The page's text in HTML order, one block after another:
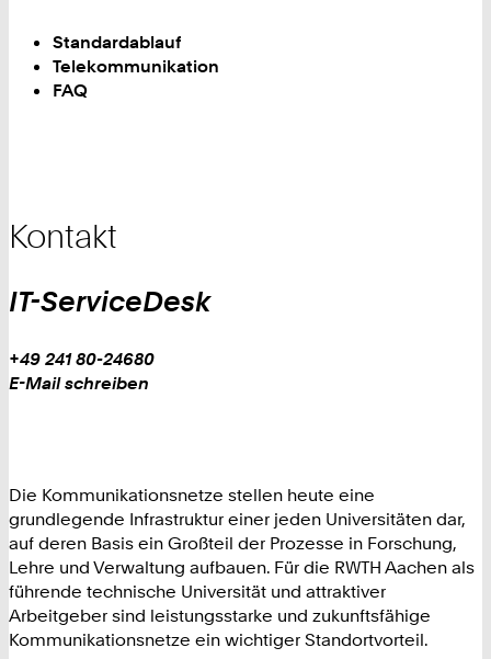
Standardablauf
Telekommunikation
FAQ
Kontakt
IT-ServiceDesk
Work
Telefon:
+
1
8
0
2
4
6
8
+49 241 80-24680
Work
E-Mail schreiben
Die Kommunikationsnetze stellen heute eine
grundlegende Infrastruktur einer jeden Universitäten dar,
auf deren Basis ein Großteil der Prozesse in Forschung,
Lehre und Verwaltung aufbauen. Für die RWTH Aachen als
führende technische Universität und attraktiver
Arbeitgeber sind leistungsstarke und zukunftsfähige
Kommunikationsnetze ein wichtiger Standortvorteil.